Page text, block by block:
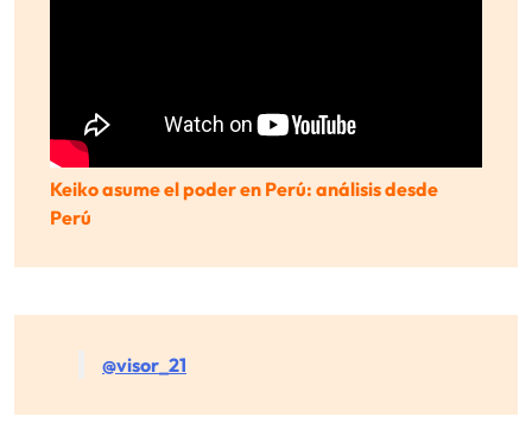
Keiko asume el poder en Perú: análisis desde
Perú
@visor_21